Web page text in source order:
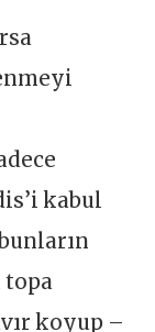
kabul
topa
koyup –